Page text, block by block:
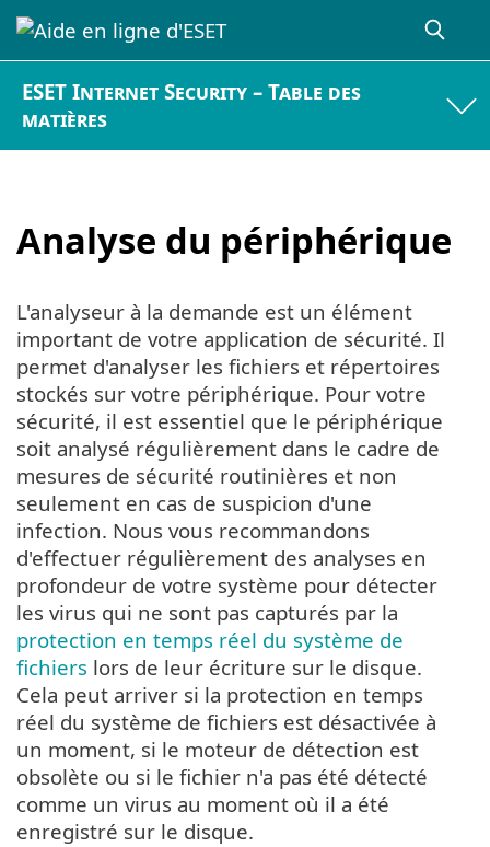
ESET Internet Security – Table des
matières
Analyse du périphérique
L'analyseur à la demande est un élément
important de votre application de sécurité. Il
permet d'analyser les fichiers et répertoires
stockés sur votre périphérique. Pour votre
sécurité, il est essentiel que le périphérique
soit analysé régulièrement dans le cadre de
mesures de sécurité routinières et non
seulement en cas de suspicion d'une
infection. Nous vous recommandons
d'effectuer régulièrement des analyses en
profondeur de votre système pour détecter
les virus qui ne sont pas capturés par la
protection en temps réel du système de
fichiers lors de leur écriture sur le disque.
Cela peut arriver si la protection en temps
réel du système de fichiers est désactivée à
un moment, si le moteur de détection est
obsolète ou si le fichier n'a pas été détecté
comme un virus au moment où il a été
enregistré sur le disque.